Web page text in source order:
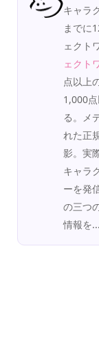
キャラ
までに
ェクト
ェクト
点以上
1,000
る。メ
れた正
影。実
キャラ
ーを発
の三つ
情報を